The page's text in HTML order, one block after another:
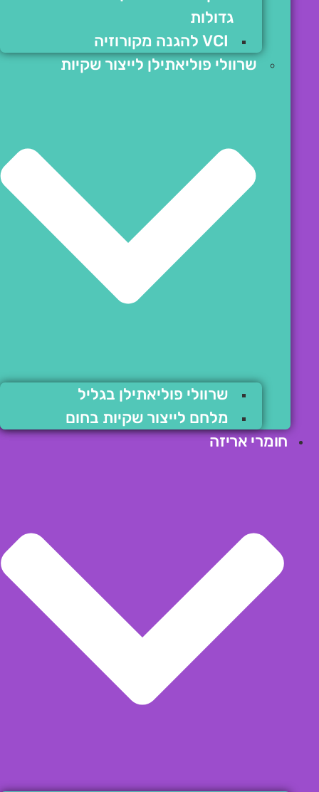
גדולות
VCI להגנה מקורוזיה
שרוולי פוליאתילן לייצור שקיות
שרוולי פוליאתילן בגליל
מלחם לייצור שקיות בחום
חומרי אריזה